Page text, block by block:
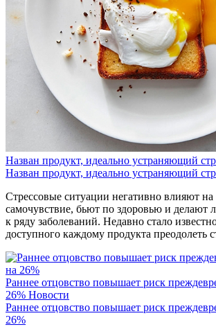
Назван продукт, идеально устраняющий
Назван продукт, идеально устраняющий
Стрессовые ситуации негативно влияют
самочувствие, бьют по здоровью и делают
к ряду заболеваний. Недавно стало
доступного каждому продукта преодолеть
Раннее отцовство повышает риск
26% Новости
Раннее отцовство повышает риск
26%